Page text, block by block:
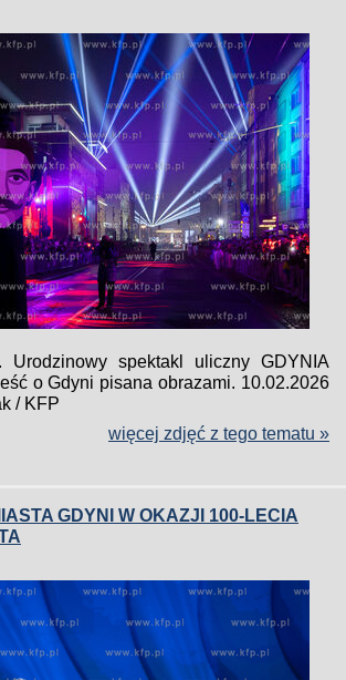
Urodzinowy spektakl uliczny GDYNIA
o Gdyni pisana obrazami. 10.02.2026
/ KFP
więcej zdjęć z tego tematu »
GDYNI W OKAZJI 100-LECIA